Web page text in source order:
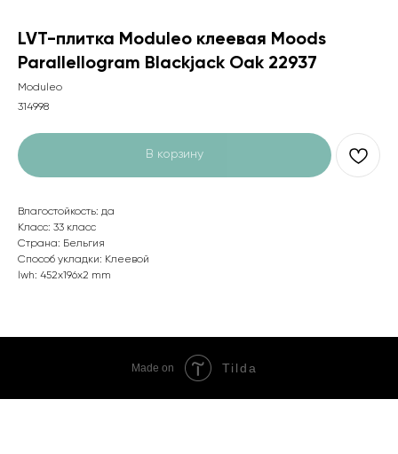
LVT-плитка Moduleo клеевая Moods
Parallellogram Blackjack Oak 22937
Moduleo
314998
В корзину
Влагостойкость: да
Класс: 33 класс
Страна: Бельгия
Способ укладки: Клеевой
lwh: 452x196x2 mm
Made on Tilda